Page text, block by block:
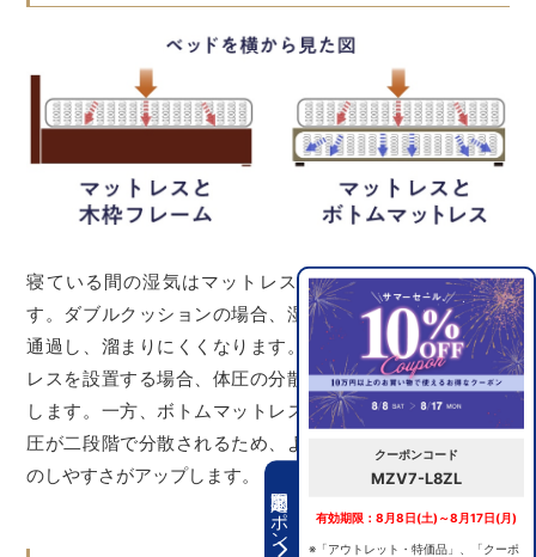
期間限定クーポン
クーポンコード
MZV7-L8ZL
有効期限：8月8日(土)～8月17日(月)
※「アウトレット・特価品」、「クーポ
寝ている間の湿気はマットレスの下面に沈んで溜まりま
す。ダブルクッションの場合、湿気はボトムクッションを
通過し、溜まりにくくなります。木枠のフレームにマット
レスを設置する場合、体圧の分散はマットレスのみで発生
します。一方、ボトムマットレスと組み合わせた場合、体
圧が二段階で分散されるため、より寝心地の良さ、寝返り
のしやすさがアップします。